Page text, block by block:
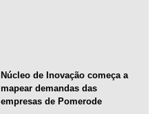
Núcleo de Inovação começa a
mapear demandas das
empresas de Pomerode